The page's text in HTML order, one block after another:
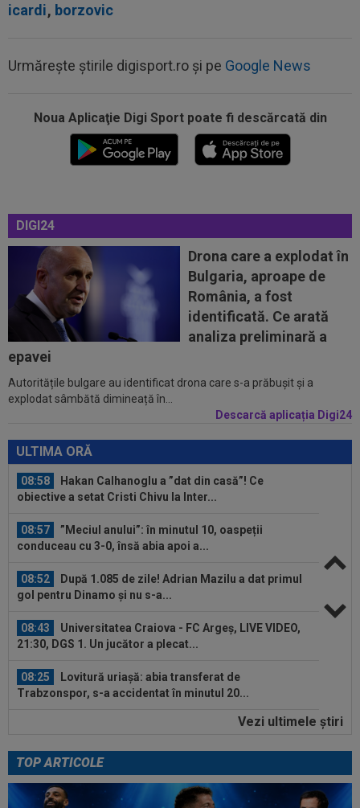
icardi, borzovic
Urmărește știrile digisport.ro și pe Google News
Noua Aplicaţie Digi Sport poate fi descărcată din
DIGI24
Drona care a explodat în
Bulgaria, aproape de
România, a fost
identificată. Ce arată
analiza preliminară a
epavei
Autoritățile bulgare au identificat drona care s-a prăbușit și a
explodat sâmbătă dimineață în...
Descarcă aplicația Digi24
ULTIMA ORĂ
08:43
Universitatea Craiova - FC Argeș, LIVE VIDEO,
21:30, DGS 1. Un jucător a plecat...
08:25
Lovitură uriașă: abia transferat de
Trabzonspor, s-a accidentat în minutul 20...
Noul transfer al lui Real Madrid l-a lăsat
”mască” la debut: Jose Mourinho...
08:05
Belgienii s-au convins de Darius Olaru, după
primul gol la Union Saint-Gilloise
1. Moldovenii s-au impus cu...
08:58
Hakan Calhanoglu a ”dat din casă”! Ce
obiective a setat Cristi Chivu la Inter...
08:57
”Meciul anului”: în minutul 10, oaspeții
conduceau cu 3-0, însă abia apoi a...
08:52
După 1.085 de zile! Adrian Mazilu a dat primul
gol pentru Dinamo și nu s-a...
08:43
Universitatea Craiova - FC Argeș, LIVE VIDEO,
21:30, DGS 1. Un jucător a plecat...
08:25
Lovitură uriașă: abia transferat de
Trabzonspor, s-a accidentat în minutul 20...
Noul transfer al lui Real Madrid l-a lăsat
08:05
Belgienii s-au convins de Darius Olaru, după
primul gol la Union Saint-Gilloise
Vezi ultimele ştiri
TOP ARTICOLE